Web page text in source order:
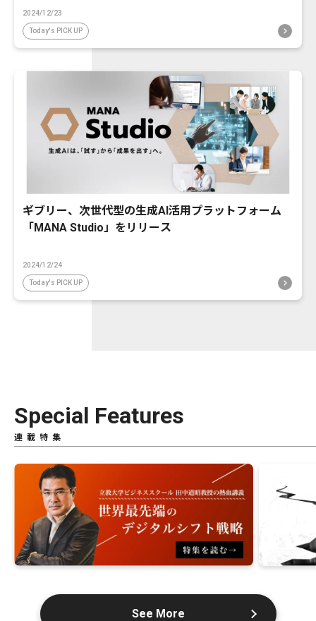
2024/12/23
Today's PICK UP
ギブリー、次世代型の生成AI活用プラットフォーム
「MANA Studio」をリリース
2024/12/24
Today's PICK UP
Special Features
連載特集
See More